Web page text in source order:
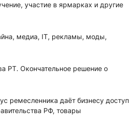
участие в ярмарках и другие
медиа, IT, рекламы, моды,
РТ. Окончательное решение о
ремесленника даёт бизнесу доступ
РФ, товары